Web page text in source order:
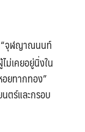
“จุฬญาณนนท์
ม่เคยอยู่นิ่งใน
ยทากทอง”
ตร์และกรอบ